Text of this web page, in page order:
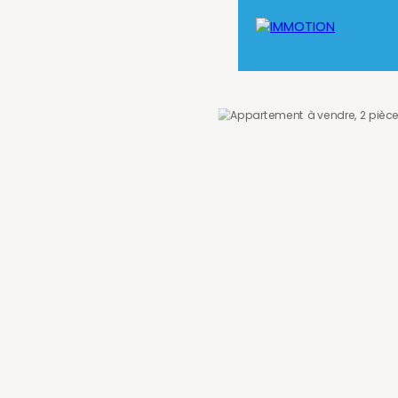
Aide à la Gestion Locative Contact